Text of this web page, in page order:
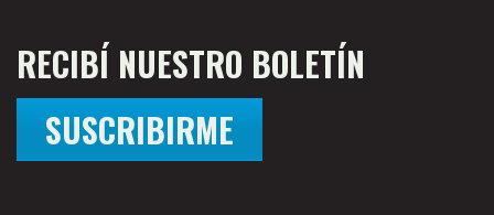
RECIBÍ NUESTRO BOLETÍN
SUSCRIBIRME